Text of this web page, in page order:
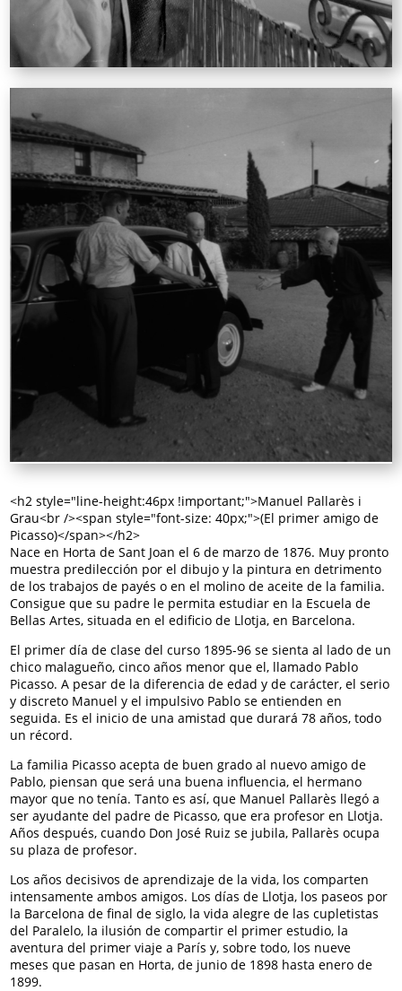
<h2 style="line-height:46px !important;">Manuel Pallarès i
Grau<br /><span style="font-size: 40px;">(El primer amigo de
Picasso)</span></h2>
Nace en Horta de Sant Joan el 6 de marzo de 1876. Muy pronto
muestra predilección por el dibujo y la pintura en detrimento
de los trabajos de payés o en el molino de aceite de la familia.
Consigue que su padre le permita estudiar en la Escuela de
Bellas Artes, situada en el edificio de Llotja, en Barcelona.
El primer día de clase del curso 1895-96 se sienta al lado de un
chico malagueño, cinco años menor que el, llamado Pablo
Picasso. A pesar de la diferencia de edad y de carácter, el serio
y discreto Manuel y el impulsivo Pablo se entienden en
seguida. Es el inicio de una amistad que durará 78 años, todo
un récord.
La familia Picasso acepta de buen grado al nuevo amigo de
Pablo, piensan que será una buena influencia, el hermano
mayor que no tenía. Tanto es así, que Manuel Pallarès llegó a
ser ayudante del padre de Picasso, que era profesor en Llotja.
Años después, cuando Don José Ruiz se jubila, Pallarès ocupa
su plaza de profesor.
Los años decisivos de aprendizaje de la vida, los comparten
intensamente ambos amigos. Los días de Llotja, los paseos por
la Barcelona de final de siglo, la vida alegre de las cupletistas
del Paralelo, la ilusión de compartir el primer estudio, la
aventura del primer viaje a París y, sobre todo, los nueve
meses que pasan en Horta, de junio de 1898 hasta enero de
1899.